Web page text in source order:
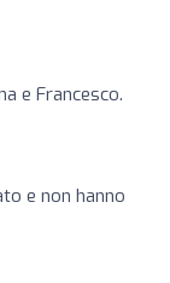
e Francesco.
e non hanno